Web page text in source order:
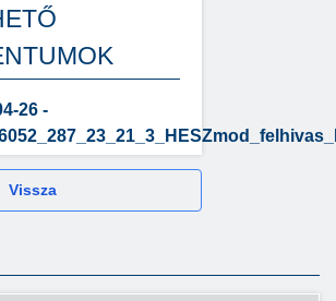
26 -
Vissza